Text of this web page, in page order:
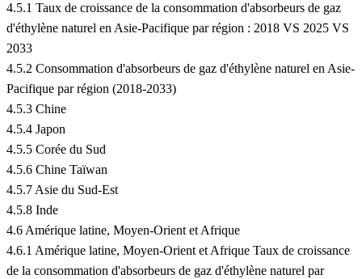
4.5.1 Taux de croissance de la consommation d'absorbeurs de gaz
d'éthylène naturel en Asie-Pacifique par région : 2018 VS 2025 VS
2033
4.5.2 Consommation d'absorbeurs de gaz d'éthylène naturel en Asie-
Pacifique par région (2018-2033)
4.5.3 Chine
4.5.4 Japon
4.5.5 Corée du Sud
4.5.6 Chine Taïwan
4.5.7 Asie du Sud-Est
4.5.8 Inde
4.6 Amérique latine, Moyen-Orient et Afrique
4.6.1 Amérique latine, Moyen-Orient et Afrique Taux de croissance
de la consommation d'absorbeurs de gaz d'éthylène naturel par